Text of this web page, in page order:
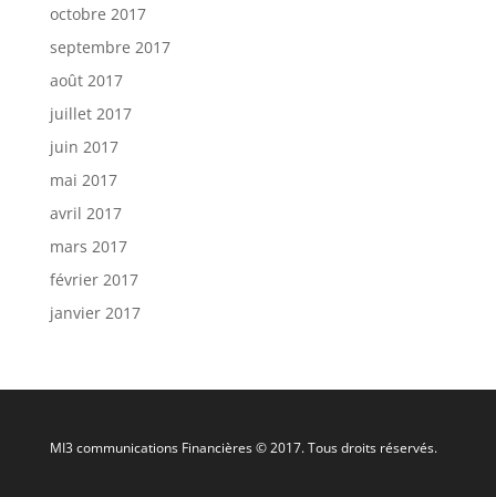
octobre 2017
septembre 2017
août 2017
juillet 2017
juin 2017
mai 2017
avril 2017
mars 2017
février 2017
janvier 2017
MI3 communications Financières © 2017. Tous droits réservés.